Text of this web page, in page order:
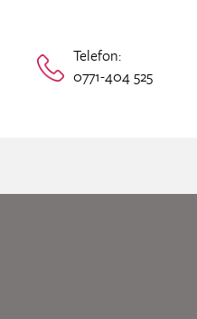
Telefon:
0771-404 525